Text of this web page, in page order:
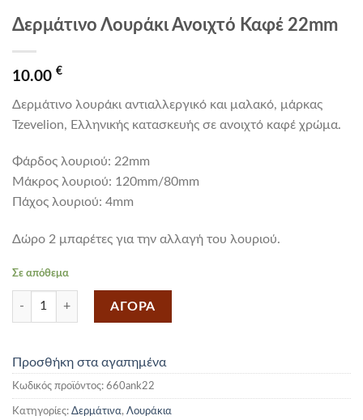
Δερμάτινο Λουράκι Ανοιχτό Καφέ 22mm
10.00 €
Δερμάτινο λουράκι αντιαλλεργικό και μαλακό, μάρκας
Tzevelion, Ελληνικής κατασκευής σε ανοιχτό καφέ χρώμα.
Φάρδος λουριού: 22mm
Mάκρος λουριού: 120mm/80mm
Πάχος λουριού: 4mm
Δώρο 2 μπαρέτες για την αλλαγή του λουριού.
Σε απόθεμα
Δερμάτινο Λουράκι Ανοιχτό Καφέ 22mm ποσότητα
ΑΓΟΡΑ
Προσθήκη στα αγαπημένα
Κωδικός προϊόντος: 660ank22
Κατηγορίες: Δερμάτινα, Λουράκια